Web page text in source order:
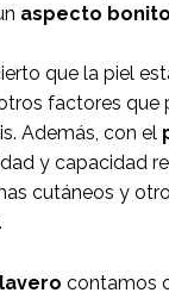
aspecto
que la piel
factores que
Además, con el
y capacidad
cutáneos y
contamos